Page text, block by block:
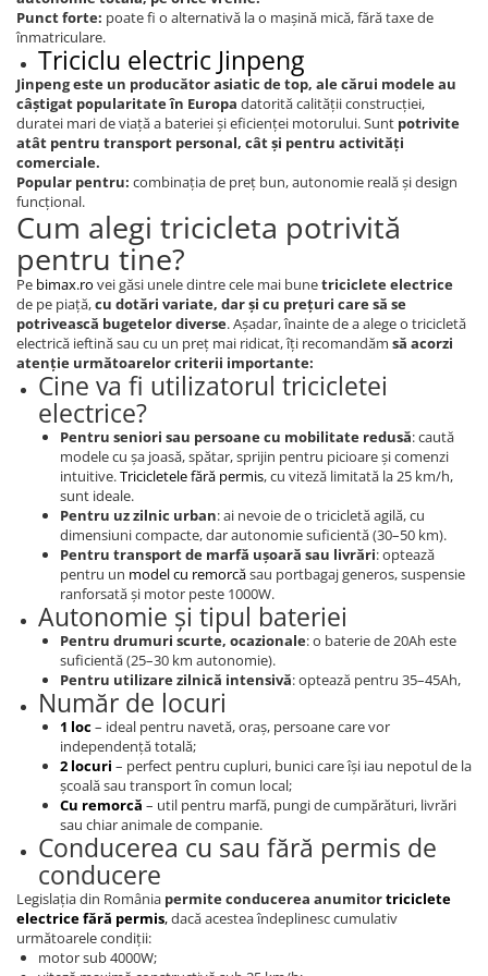
Punct forte: poate fi o alternativă la o mașină mică, fără taxe de
înmatriculare.
Triciclu electric Jinpeng
Jinpeng este un producător asiatic de top, ale cărui modele au
câștigat popularitate în Europa datorită calității construcției,
duratei mari de viață a bateriei și eficienței motorului. Sunt potrivite
atât pentru transport personal, cât și pentru activități
comerciale.
Popular pentru: combinația de preț bun, autonomie reală și design
funcțional.
Cum alegi tricicleta potrivită
pentru tine?
Pe bimax.ro vei găsi unele dintre cele mai bunetriciclete electrice
de pe piață,cu dotări variate, dar și cu prețuri care să se
potrivească bugetelor diverse. Așadar, înainte de a alege o tricicletă
electrică ieftină sau cu un preț mai ridicat, îți recomandăm să acorzi
atenție următoarelor criterii importante:
Cine va fi utilizatorul tricicletei
electrice?
Pentru seniori sau persoane cu mobilitate redusă: caută
modele cu șa joasă, spătar, sprijin pentru picioare și comenzi
intuitive.Tricicletele fără permis, cu viteză limitată la 25 km/h,
sunt ideale.
Pentru uz zilnic urban: ai nevoie de o tricicletă agilă, cu
dimensiuni compacte, dar autonomie suficientă (30–50 km).
Pentru transport de marfă ușoară sau livrări: optează
pentru un model cu remorcăsau portbagaj generos, suspensie
ranforsată și motor peste 1000W.
Autonomie și tipul bateriei
Pentru drumuri scurte, ocazionale: o baterie de 20Ah este
suficientă (25–30 km autonomie).
Pentru utilizare zilnică intensivă: optează pentru 35–45Ah,
Număr de locuri
1 loc– ideal pentru navetă, oraș, persoane care vor
independență totală;
2 locuri – perfect pentru cupluri, bunici care își iau nepotul de la
școală sau transport în comun local;
Cu remorcă – util pentru marfă, pungi de cumpărături, livrări
sau chiar animale de companie.
Conducerea cu sau fără permis de
conducere
Legislația din România permite conducerea anumitortriciclete
electrice fără permis,dacă acestea îndeplinesc cumulativ
următoarele condiții:
motor sub 4000W;